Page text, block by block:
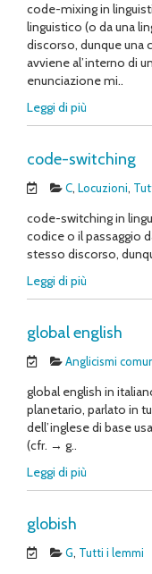
code-mixing in
linguistico (o da una
discorso, dunque una
avviene al’interno di
enunciazione mi..
Leggi di più
code-switching
C, Locuzioni,
code-switching in
codice o il passaggio
stesso discorso,
Leggi di più
global english
Anglicismi
global english in
planetario, parlato in
dell’inglese di base
(cfr. → g..
Leggi di più
globish
G, Tutti i lemmi